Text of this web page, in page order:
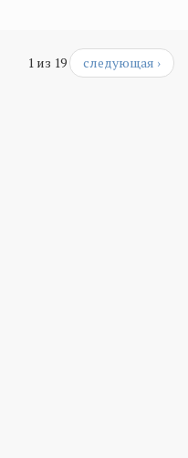
1 из 19 следующая ›